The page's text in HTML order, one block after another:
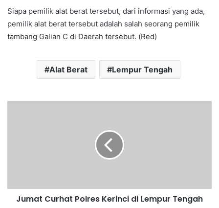
Siapa pemilik alat berat tersebut, dari informasi yang ada,
pemilik alat berat tersebut adalah salah seorang pemilik
tambang Galian C di Daerah tersebut. (Red)
Alat Berat Lempur Tengah
Jumat Curhat Polres Kerinci di Lempur Tengah